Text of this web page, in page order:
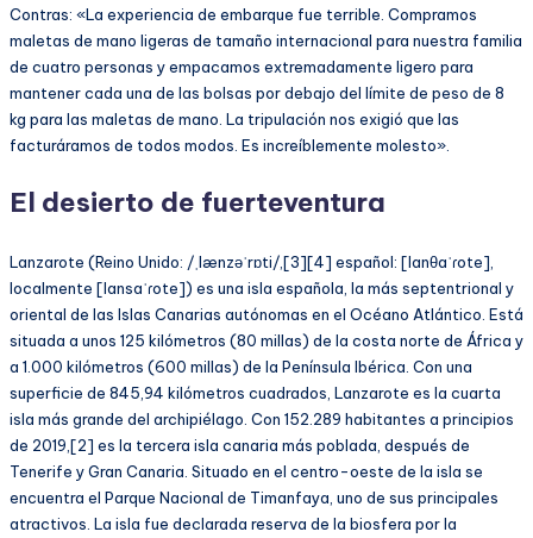
Contras: «La experiencia de embarque fue terrible. Compramos
maletas de mano ligeras de tamaño internacional para nuestra familia
de cuatro personas y empacamos extremadamente ligero para
mantener cada una de las bolsas por debajo del límite de peso de 8
kg para las maletas de mano. La tripulación nos exigió que las
facturáramos de todos modos. Es increíblemente molesto».
El desierto de fuerteventura
Lanzarote (Reino Unido: /ˌlænzəˈrɒti/,[3][4] español: [lanθaˈɾote],
localmente [lansaˈɾote]) es una isla española, la más septentrional y
oriental de las Islas Canarias autónomas en el Océano Atlántico. Está
situada a unos 125 kilómetros (80 millas) de la costa norte de África y
a 1.000 kilómetros (600 millas) de la Península Ibérica. Con una
superficie de 845,94 kilómetros cuadrados, Lanzarote es la cuarta
isla más grande del archipiélago. Con 152.289 habitantes a principios
de 2019,[2] es la tercera isla canaria más poblada, después de
Tenerife y Gran Canaria. Situado en el centro-oeste de la isla se
encuentra el Parque Nacional de Timanfaya, uno de sus principales
atractivos. La isla fue declarada reserva de la biosfera por la